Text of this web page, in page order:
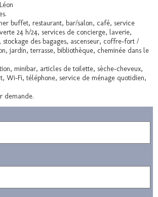
buffet, restaurant, bar/salon, café, service
24 h/24, services de concierge, laverie,
des bagages, ascenseur, coffre-fort /
jardin, terrasse, bibliothèque, cheminée dans le
minibar, articles de toilette, sèche-cheveux,
Wi-Fi, téléphone, service de ménage quotidien,
demande.